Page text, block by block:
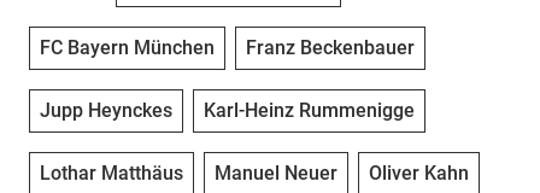
FC Bayern München Franz Beckenbauer
Jupp Heynckes Karl-Heinz Rummenigge
Lothar Matthäus Manuel Neuer Oliver Kahn